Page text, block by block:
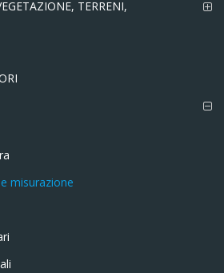
TERRENI,
misurazione